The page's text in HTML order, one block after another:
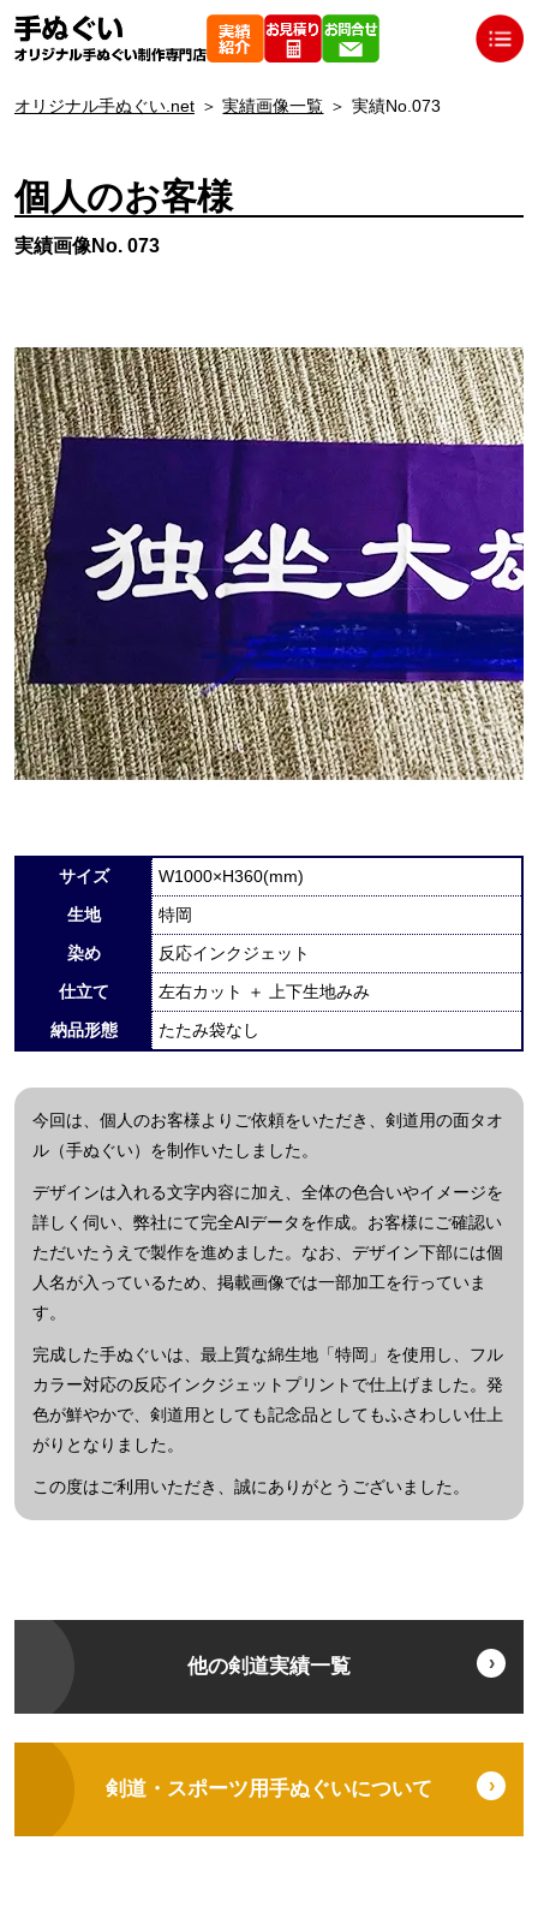
オリジナル手ぬぐい.net ＞ 実績画像一覧 ＞ 実績No.073
個人のお客様
実績画像No. 073
サイズ
W1000×H360(mm)
生地
特岡
染め
反応インクジェット
仕立て
左右カット ＋ 上下生地みみ
納品形態
たたみ袋なし
今回は、個人のお客様よりご依頼をいただき、剣道用の面タオ
ル（手ぬぐい）を制作いたしました。
デザインは入れる文字内容に加え、全体の色合いやイメージを
詳しく伺い、弊社にて完全AIデータを作成。お客様にご確認い
ただいたうえで製作を進めました。なお、デザイン下部には個
人名が入っているため、掲載画像では一部加工を行っていま
す。
完成した手ぬぐいは、最上質な綿生地「特岡」を使用し、フル
カラー対応の反応インクジェットプリントで仕上げました。発
色が鮮やかで、剣道用としても記念品としてもふさわしい仕上
がりとなりました。
この度はご利用いただき、誠にありがとうございました。
他の剣道実績一覧
剣道・スポーツ用手ぬぐいについて